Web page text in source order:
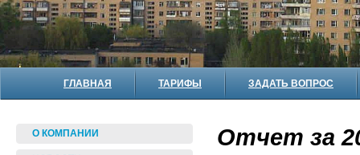
ГЛАВНАЯ ТАРИФЫ ЗАДАТЬ ВОПРОС
О КОМПАНИИ Отчет за